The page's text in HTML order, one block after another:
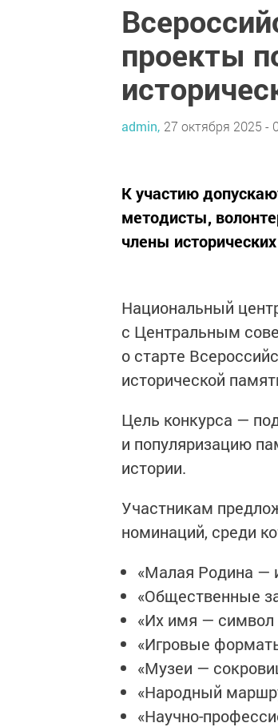
проекты
admin, 27 октября 2025 -
К участию
методисты,
члены
Национальный
с Центральным
о старте
исторической
Цель конкурса —
и популяризацию
истории.
Участникам
номинаций, среди
«Малая Родина —
«Общественные
«Их имя — символ
«Игровые
«Музеи —
«Народный
«Научно-